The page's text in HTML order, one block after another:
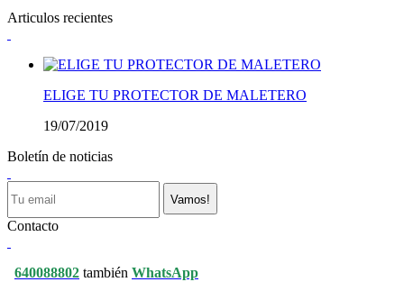
Articulos recientes
ELIGE TU PROTECTOR DE MALETERO
19/07/2019
Boletín de noticias
Vamos!
Contacto
640088802 también WhatsApp